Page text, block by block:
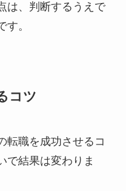
は、判断するうえで
。
コツ
転職を成功させるコ
で結果は変わりま